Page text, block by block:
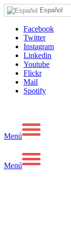
Español
Facebook
Twitter
Instagram
Linkedin
Youtube
Flickr
Mail
Spotify
Menú
Menú